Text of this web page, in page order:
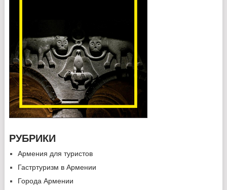
РУБРИКИ
Армения для туристов
Гастртуризм в Армении
Города Армении